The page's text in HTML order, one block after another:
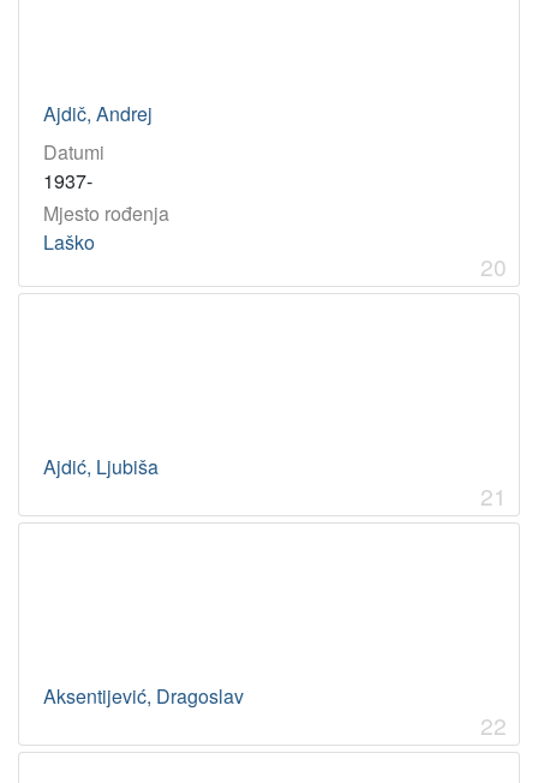
Ajdič, Andrej
Datumi
1937-
Mjesto rođenja
Laško
20
Ajdić, Ljubiša
21
Aksentijević, Dragoslav
22